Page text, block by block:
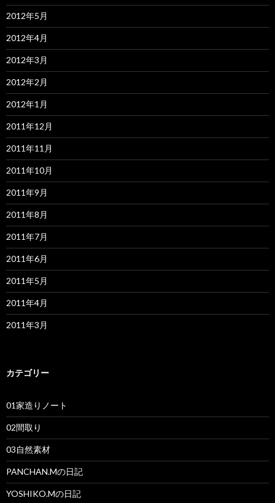
2012年5月
2012年4月
2012年3月
2012年2月
2012年1月
2011年12月
2011年11月
2011年10月
2011年9月
2011年8月
2011年7月
2011年6月
2011年5月
2011年4月
2011年3月
カテゴリー
01家造りノート
02間取り
03自然素材
PANCHAN.Mの日記
YOSHIKO.Mの日記